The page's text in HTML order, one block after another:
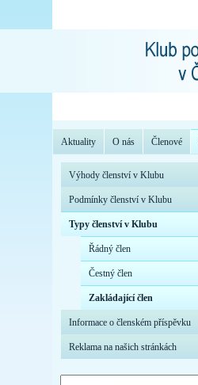
Aktuality O nás Členové
Výhody členství v Klubu
Podmínky členství v Klubu
Typy členství v Klubu
Řádný člen
Čestný člen
Zakládající člen
Informace o členském příspěvku
Reklama na našich stránkách